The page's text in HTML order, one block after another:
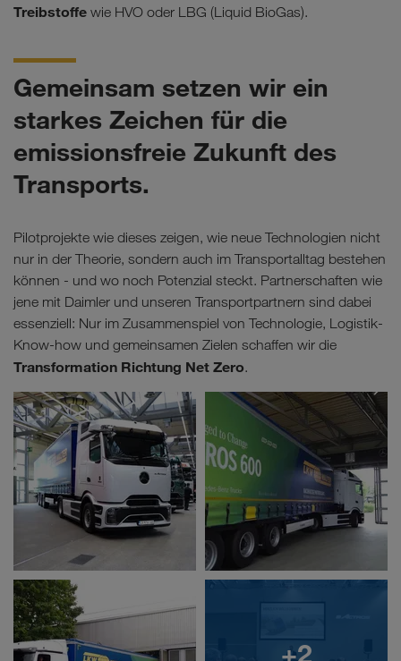
Treibstoffe wie HVO oder LBG (Liquid BioGas).
Gemeinsam setzen wir ein
starkes Zeichen für die
emissionsfreie Zukunft des
Transports.
Pilotprojekte wie dieses zeigen, wie neue Technologien nicht
nur in der Theorie, sondern auch im Transportalltag bestehen
können - und wo noch Potenzial steckt. Partnerschaften wie
jene mit Daimler und unseren Transportpartnern sind dabei
essenziell: Nur im Zusammenspiel von Technologie, Logistik-
Know-how und gemeinsamen Zielen schaffen wir die
Transformation Richtung Net Zero.
+2